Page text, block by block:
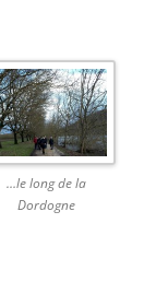
…le long de la
Dordogne